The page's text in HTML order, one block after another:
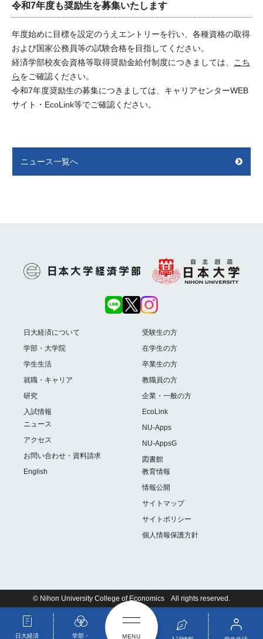
令和7年度も奨励生を募集いたします
年度始めに目標を設定のうえエントリーを行い、各種資格の取得
および国家公務員等の試験合格を目指してください。
経済学部校友会資格等取得奨励金給付制度につきましては、
こち
らをご確認ください。
令和7年度奨励生の募集につきましては、キャリアセンターWEB
サイト・EcoLink等でご確認ください。
ニュース一覧へ
日大経済について
学部・大学院
学生生活
就職・キャリア
研究
入試情報
ニュース
アクセス
お問い合わせ・資料請求
English
受験生の方
在学生の方
卒業生の方
教職員の方
企業・一般の方
EcoLink
NU-Apps
NU-AppsG
図書館
教育情報
情報公開
サイトマップ
サイトポリシー
個人情報保護方針
© Nihon University College of Economics All rights reserved.
日大経済 学部・